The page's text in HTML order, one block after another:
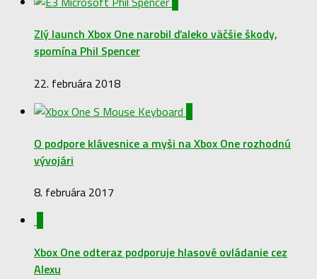
Zlý launch Xbox One narobil ďaleko väčšie škody,
spomína Phil Spencer
22. februára 2018
O podpore klávesnice a myši na Xbox One rozhodnú
vývojári
8. februára 2017
Xbox One odteraz podporuje hlasové ovládanie cez
Alexu